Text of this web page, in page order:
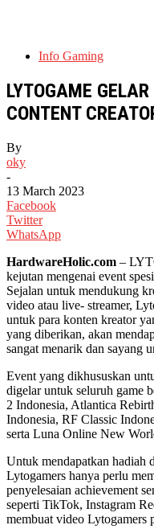
Info Gaming
LYTOGAME
CONTENT
By
oky
-
13 March 2023
Facebook
Twitter
WhatsApp
HardwareHolic.com –
kejutan mengenai event
Sejalan untuk mendukung
video atau live- streamer,
untuk para konten kreator
yang diberikan, akan
sangat menarik dan sayang
Event yang dikhususkan
digelar untuk seluruh game
2 Indonesia, Atlantica
Indonesia, RF Classic
serta Luna Online New
Untuk mendapatkan hadiah
Lytogamers hanya perlu
penyelesaian achievement
seperti TikTok, Instagram
membuat video Lytogamers